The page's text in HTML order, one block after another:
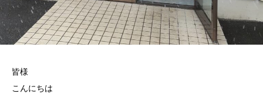
皆様
こんにちは